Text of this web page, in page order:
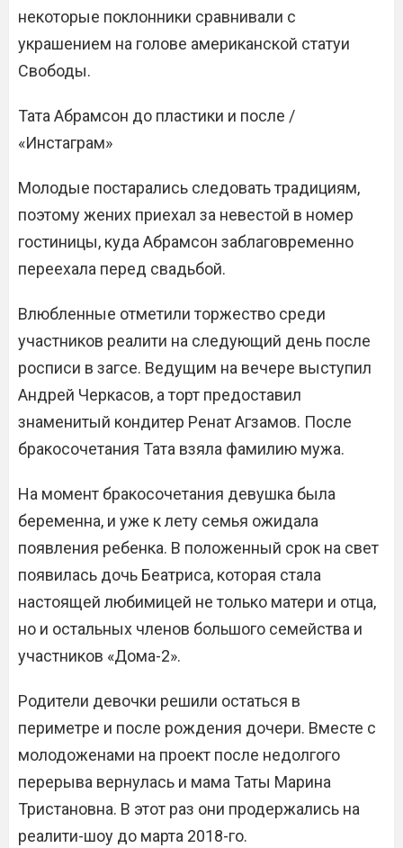
некоторые поклонники сравнивали с
украшением на голове американской статуи
Свободы.
Тата Абрамсон до пластики и после /
«Инстаграм»
Молодые постарались следовать традициям,
поэтому жених приехал за невестой в номер
гостиницы, куда Абрамсон заблаговременно
переехала перед свадьбой.
Влюбленные отметили торжество среди
участников реалити на следующий день после
росписи в загсе. Ведущим на вечере выступил
Андрей Черкасов, а торт предоставил
знаменитый кондитер Ренат Агзамов. После
бракосочетания Тата взяла фамилию мужа.
На момент бракосочетания девушка была
беременна, и уже к лету семья ожидала
появления ребенка. В положенный срок на свет
появилась дочь Беатриса, которая стала
настоящей любимицей не только матери и отца,
но и остальных членов большого семейства и
участников «Дома-2».
Родители девочки решили остаться в
периметре и после рождения дочери. Вместе с
молодоженами на проект после недолгого
перерыва вернулась и мама Таты Марина
Тристановна. В этот раз они продержались на
реалити-шоу до марта 2018-го.